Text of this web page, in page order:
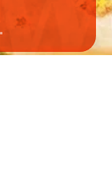
Info und Anmeldung